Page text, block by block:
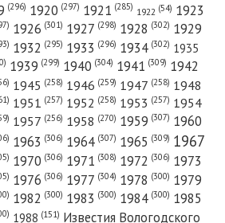
года — «Красный Север»
— «Красный Север»
(296) 1920 (297) 1921 (285) 1922 (54) 1923
1926 (301) 1927 (298) 1928 (302) 1929
1932 (295) 1933 (296) 1934 (302) 1935
1939 (299) 1940 (304) 1941 (309) 1942
1945 (258) 1946 (259) 1947 (258) 1948
1951 (257) 1952 (258) 1953 (257) 1954
1957 (256) 1958 (270) 1959 (307) 1960
1963 (306) 1964 (307) 1965 (309) 1967
1970 (306) 1971 (308) 1972 (306) 1973
1976 (306) 1977 (304) 1978 (300) 1979
1982 (300) 1983 (300) 1984 (300) 1985
1988 (151) Известия Вологодского